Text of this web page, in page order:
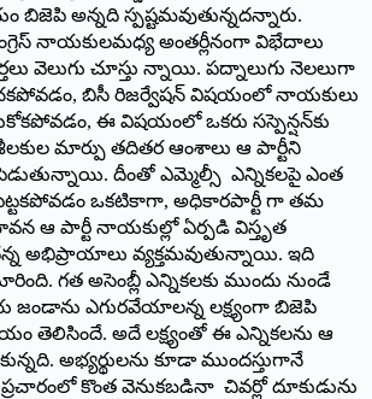
బిజెపి అన్నది స్పష్టమవుతున్నదన్నారు.
‌నాయకులమధ్య అంతర్లీనంగా విభేదాలు
వెలుగు చూస్తు న్నాయి. పద్నాలుగు నెలలుగా
బిసీ రిజర్వేషన్‌ ‌విషయంలో నాయకులు
ఈ విషయంలో ఒకరు సస్పెన్షన్‌కు
మార్పు తదితర ఆంశాలు ఆ పార్టీని
దీంతో ఎమ్మెల్సీ ఎన్నికలపై ఎంత
పెట్టకపోవడం ఒకటికాగా, అధికారపార్టీ గా తమ
ఆ పార్టీ నాయకుల్లో ఏర్పడి విస్తృత
అభిప్రాయాలు వ్యక్తమవుతున్నాయి. ఇది
గత అసెంబ్లీ ఎన్నికలకు ముందు నుండే
ఎగురవేయాలన్న లక్ష్యంగా బిజెపి
తెలిసిందే. అదే లక్ష్యంతో ఈ ఎన్నికలను ఆ
అభ్యర్థులను కూడా ముందస్తుగానే
కొంత వెనుకబడినా చివర్లో దూకుడును